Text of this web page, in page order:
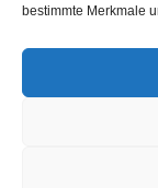
bestimmte Merkmale